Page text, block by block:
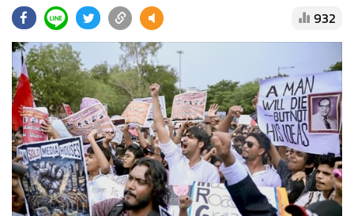
• ผู้จัดการรายวัน
คอลัมนิสต์
ละคร
• CbizReview
• Cyber BIZ
• ผู้จัดกวน
• Good health & Well-being
• Green Innovation & SD
• Management & HR
932